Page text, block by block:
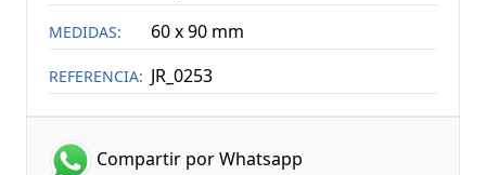
MEDIDAS: 60 x 90 mm
REFERENCIA: JR_0253
Compartir por Whatsapp